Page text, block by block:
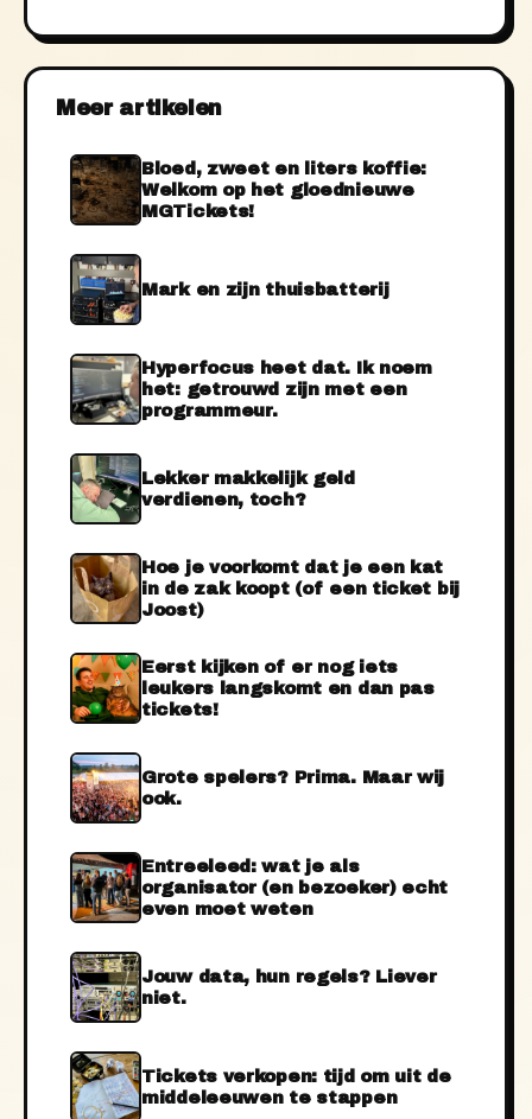
Meer artikelen
Bloed, zweet en liters koffie:
Welkom op het gloednieuwe
MGTickets!
Mark en zijn thuisbatterij
Hyperfocus heet dat. Ik noem
het: getrouwd zijn met een
programmeur.
Lekker makkelijk geld
verdienen, toch?
Hoe je voorkomt dat je een kat
in de zak koopt (of een ticket bij
Joost)
Eerst kijken of er nog iets
leukers langskomt en dan pas
tickets!
Grote spelers? Prima. Maar wij
ook.
Entreeleed: wat je als
organisator (en bezoeker) echt
even moet weten
Jouw data, hun regels? Liever
niet.
Tickets verkopen: tijd om uit de
middeleeuwen te stappen